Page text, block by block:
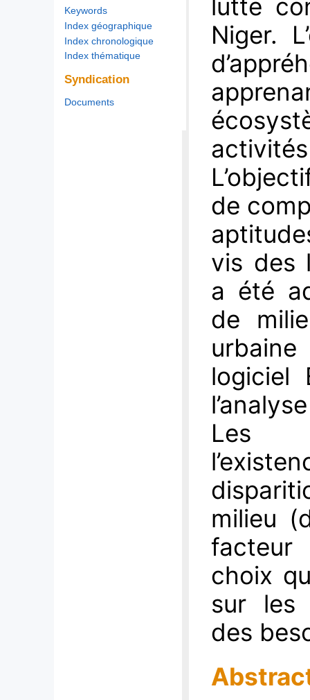
lutte
Niger.
de
vis des
a été
de
logiciel
Les
milieu
facteur
choix
sur les
des
Keywords
Index géographique
Index chronologique
Index thématique
Syndication
Documents